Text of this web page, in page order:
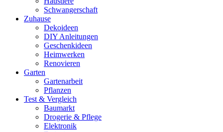
Schwangerschaft
Zuhause
Dekoideen
DIY Anleitungen
Geschenkideen
Heimwerken
Renovieren
Garten
Gartenarbeit
Pflanzen
Test & Vergleich
Baumarkt
Drogerie & Pflege
Elektronik